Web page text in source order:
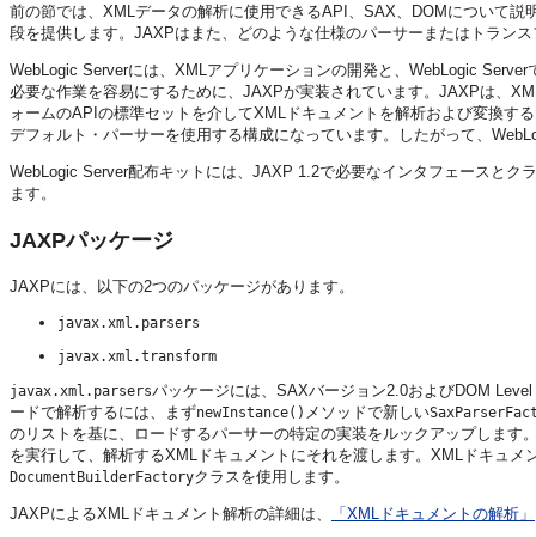
前の節では、XMLデータの解析に使用できるAPI、SAX、DOMについて説
段を提供します。JAXPはまた、どのような仕様のパーサーまたはトラン
WebLogic Serverには、XMLアプリケーションの開発と、WebLogic
必要な作業を容易にするために、JAXPが実装されています。JAXPは、
ォームのAPIの標準セットを介してXMLドキュメントを解析および変換す
デフォルト・パーサーを使用する構成になっています。したがって、
WebLogic Server配布キットには、JAXP 1.2で必要なインタフェースと
ます。
JAXPパッケージ
JAXPには、以下の2つのパッケージがあります。
javax.xml.parsers
javax.xml.transform
javax.xml.parsersパッケージには、SAXバージョン2.0およびDOM
ードで解析するには、まずnewInstance() メソッドで新しい
のリストを基に、ロードするパーサーの特定の実装をルックアップします
を実行して、解析するXMLドキュメントにそれを渡します。XMLドキュ
DocumentBuilderFactoryクラスを使用します。
JAXPによるXMLドキュメント解析の詳細は、 「XMLドキュメントの解析」